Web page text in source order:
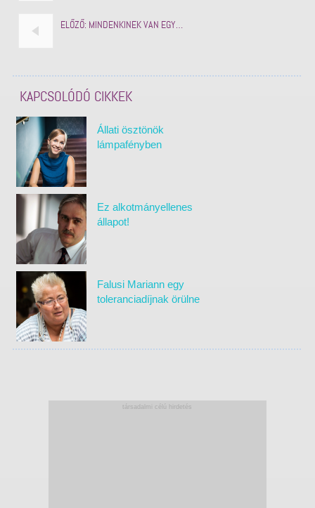
ELŐZŐ: MINDENKINEK VAN EGY…
KAPCSOLÓDÓ CIKKEK
Állati ösztönök
lámpafényben
Ez alkotmányellenes
állapot!
Falusi Mariann egy
toleranciadíjnak örülne
társadalmi célú hirdetés